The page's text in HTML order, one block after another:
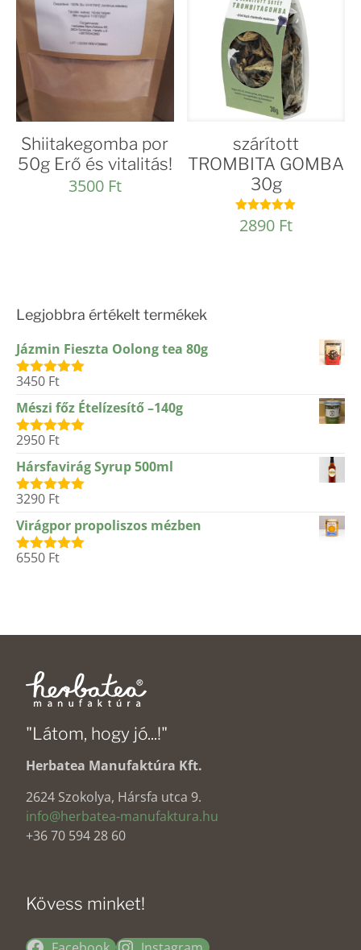
Shiitakegomba por
50g Erő és vitalitás!
3500 Ft
szárított
TROMBITA GOMBA
30g
Értékelés:
5.00
2890 Ft
Legjobbra értékelt termékek
Jázmin Fieszta Oolong tea 80g
Értékelés:
3450 Ft
Mészi főz Ételízesítő –140g
Értékelés:
2950 Ft
Hársfavirág Syrup 500ml
Értékelés:
3290 Ft
Virágpor propoliszos mézben
Értékelés:
6550 Ft
"Látom, hogy jó...!"
Herbatea Manufaktúra Kft.
2624 Szokolya, Hársfa utca 9.
info@herbatea-manufaktura.hu
+36 70 594 28 60
Kövess minket!